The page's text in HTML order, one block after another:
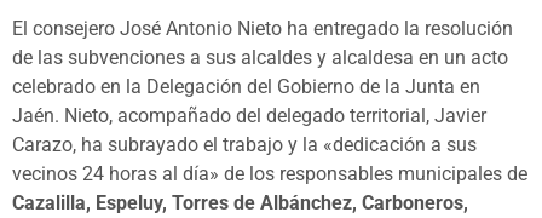
El consejero José Antonio Nieto ha entregado la resolución
de las subvenciones a sus alcaldes y alcaldesa en un acto
celebrado en la Delegación del Gobierno de la Junta en
Jaén. Nieto, acompañado del delegado territorial, Javier
Carazo, ha subrayado el trabajo y la «dedicación a sus
vecinos 24 horas al día» de los responsables municipales de
Cazalilla, Espeluy, Torres de Albánchez, Carboneros,